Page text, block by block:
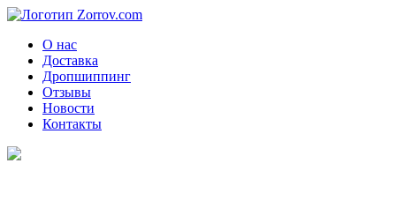
О нас
Доставка
Дропшиппинг
Отзывы
Новости
Контакты